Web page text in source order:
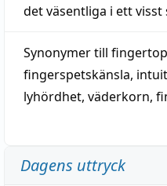
det väsentliga i ett visst
Synonymer till
fingerspetskänsla,
lyhördhet, väderkorn,
Dagens uttryck